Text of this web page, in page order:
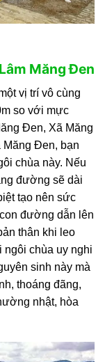
Măng Đen
vị trí vô cùng
so với mực
Đen, Xã Măng
Măng Đen, bạn
chùa này. Nếu
đường sẽ dài
tạo nên sức
đường dẫn lên
thân khi leo
ngôi chùa uy nghi
sinh này mà
thoáng đãng,
nhật, hòa